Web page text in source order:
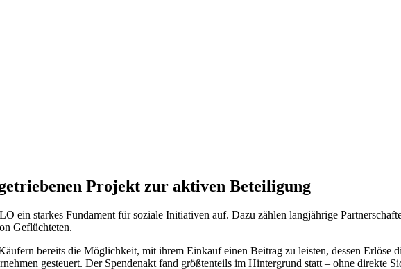
Projekt zur aktiven Beteiligung
ein starkes Fundament für soziale Initiativen auf. Dazu zählen langjährige
Geflüchteten.
bereits die Möglichkeit, mit ihrem Einkauf einen Beitrag zu leisten, dessen Erlöse
gesteuert. Der Spendenakt fand größtenteils im Hintergrund statt – ohne direkte